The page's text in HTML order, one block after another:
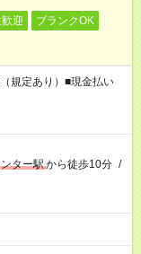
迎
ブランクOK
規定あり）■現金払い
ター駅から徒歩10分 /